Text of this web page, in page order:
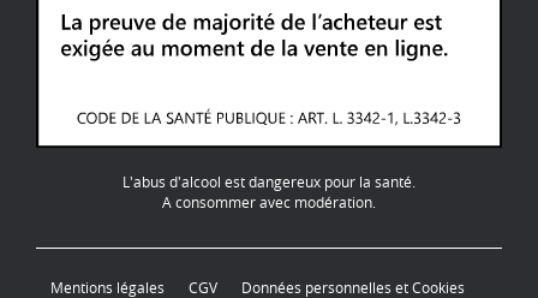
L'abus d'alcool est dangereux pour la santé.
A consommer avec modération.
Mentions légales CGV Données personnelles et Cookies